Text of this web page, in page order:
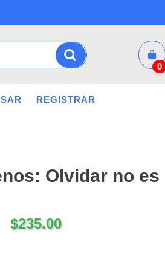
0
REGISTRAR
Olvidar no es
$235.00
fácil... cantidad